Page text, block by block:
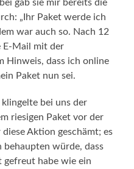
gab sie mir bereits die
„Ihr Paket werde ich
war auch so. Nach 12
E-Mail mit der
Hinweis, dass ich online
Paket nun sei.
bei uns der
riesigen Paket vor der
Aktion geschämt; es
behaupten würde, dass
habe wie ein